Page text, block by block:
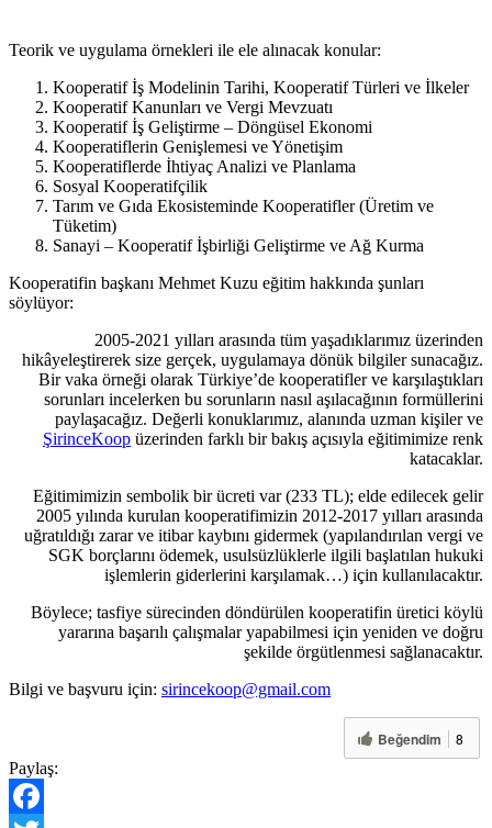
Teorik ve uygulama örnekleri ile ele alınacak konular:
Kooperatif İş Modelinin Tarihi, Kooperatif Türleri ve İlkeler
Kooperatif Kanunları ve Vergi Mevzuatı
Kooperatif İş Geliştirme – Döngüsel Ekonomi
Kooperatiflerin Genişlemesi ve Yönetişim
Kooperatiflerde İhtiyaç Analizi ve Planlama
Sosyal Kooperatifçilik
Tarım ve Gıda Ekosisteminde Kooperatifler (Üretim ve
Tüketim)
Sanayi – Kooperatif İşbirliği Geliştirme ve Ağ Kurma
Kooperatifin başkanı Mehmet Kuzu eğitim hakkında şunları
söylüyor:
2005-2021 yılları arasında tüm yaşadıklarımız üzerinden
hikâyeleştirerek size gerçek, uygulamaya dönük bilgiler sunacağız.
Bir vaka örneği olarak Türkiye’de kooperatifler ve karşılaştıkları
sorunları incelerken bu sorunların nasıl aşılacağının formüllerini
paylaşacağız. Değerli konuklarımız, alanında uzman kişiler ve
ŞirinceKoop üzerinden farklı bir bakış açısıyla eğitimimize renk
katacaklar.
Eğitimimizin sembolik bir ücreti var (233 TL); elde edilecek gelir
2005 yılında kurulan kooperatifimizin 2012-2017 yılları arasında
uğratıldığı zarar ve itibar kaybını gidermek (yapılandırılan vergi ve
SGK borçlarını ödemek, usulsüzlüklerle ilgili başlatılan hukuki
işlemlerin giderlerini karşılamak…) için kullanılacaktır.
Böylece; tasfiye sürecinden döndürülen kooperatifin üretici köylü
yararına başarılı çalışmalar yapabilmesi için yeniden ve doğru
şekilde örgütlenmesi sağlanacaktır.
Bilgi ve başvuru için: sirincekoop@gmail.com
Beğendim
8
Paylaş: